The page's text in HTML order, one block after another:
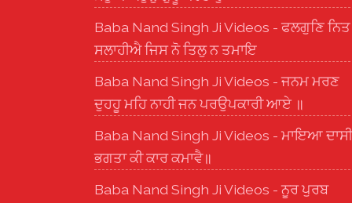
Baba Nand Singh Ji Videos - ਫਲਗੁਣਿ ਨਿਤ
ਸਲਾਹੀਐ ਜਿਸ ਨੋ ਤਿਲੁ ਨ ਤਮਾਇ
Baba Nand Singh Ji Videos - ਜਨਮ ਮਰਣ
ਦੁਹਹੂ ਮਹਿ ਨਾਹੀ ਜਨ ਪਰਉਪਕਾਰੀ ਆਏ ॥
Baba Nand Singh Ji Videos - ਮਾਇਆ ਦਾਸੀ
ਭਗਤਾ ਕੀ ਕਾਰ ਕਮਾਵੈ॥
Baba Nand Singh Ji Videos - ਨੂਰ ਪੁਰਬ